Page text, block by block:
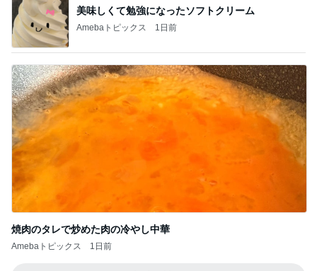
美味しくて勉強になったソフトクリーム
Amebaトピックス 1日前
焼肉のタレで炒めた肉の冷やし中華
Amebaトピックス 1日前